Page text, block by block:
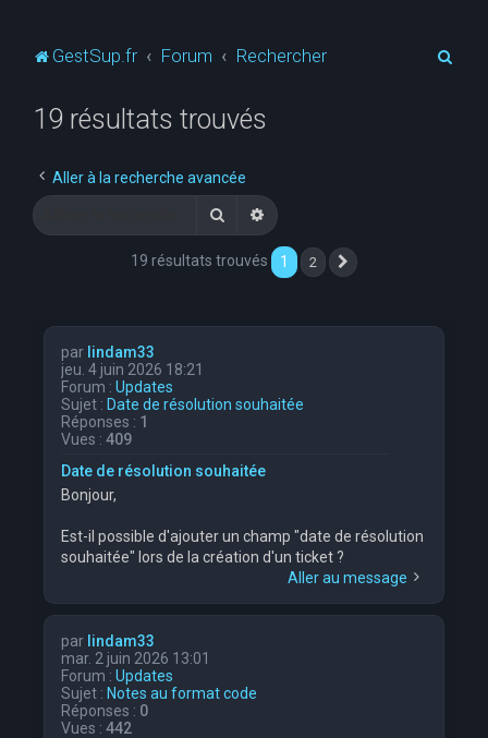
GestSup.fr Forum Rechercher
19 résultats trouvés
Aller à la recherche avancée
RechercherRecherche avancée
19 résultats trouvés 1 2
par lindam33
jeu. 4 juin 2026 18:21
Forum : Updates
Sujet : Date de résolution souhaitée
Réponses : 1
Vues : 409
Date de résolution souhaitée
Bonjour,
Est-il possible d'ajouter un champ "date de résolution
souhaitée" lors de la création d'un ticket ?
Aller au message
par lindam33
mar. 2 juin 2026 13:01
Forum : Updates
Sujet : Notes au format code
Réponses : 0
Vues : 442